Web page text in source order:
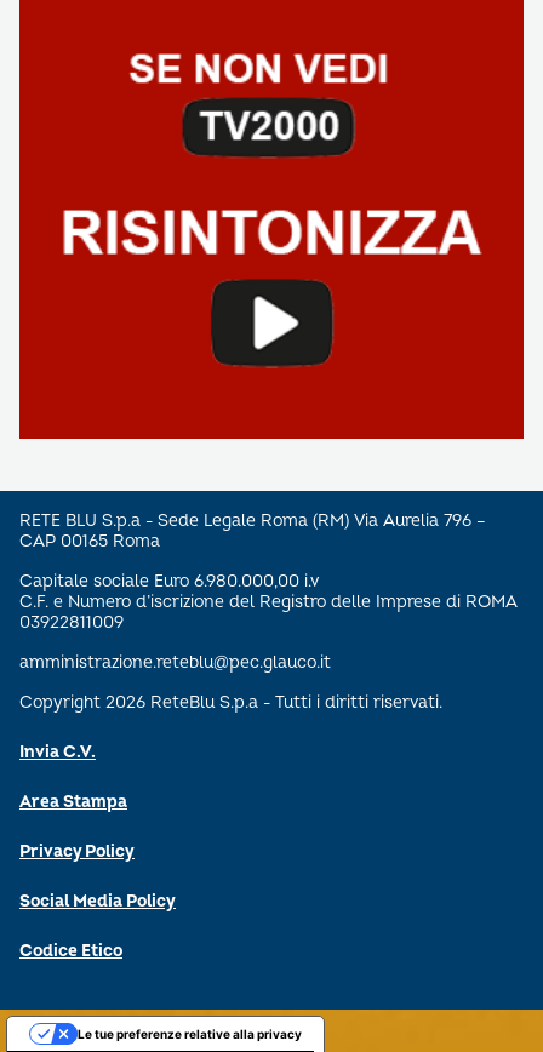
RETE BLU S.p.a - Sede Legale Roma (RM) Via Aurelia 796 –
CAP 00165 Roma
Capitale sociale Euro 6.980.000,00 i.v
C.F. e Numero d’iscrizione del Registro delle Imprese di ROMA
03922811009
amministrazione.reteblu@pec.glauco.it
Copyright 2026 ReteBlu S.p.a - Tutti i diritti riservati.
Invia C.V.
Area Stampa
Privacy Policy
Social Media Policy
Codice Etico
Le tue preferenze relative alla privacy